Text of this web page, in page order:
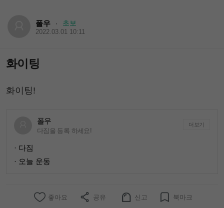
폴우 · 초보
2022.03.01 10:11
화이팅
화이팅!
폴우
다짐을 등록 하세요!
더보기
· 다짐
· 오늘 운동
좋아요 공유 신고 북마크